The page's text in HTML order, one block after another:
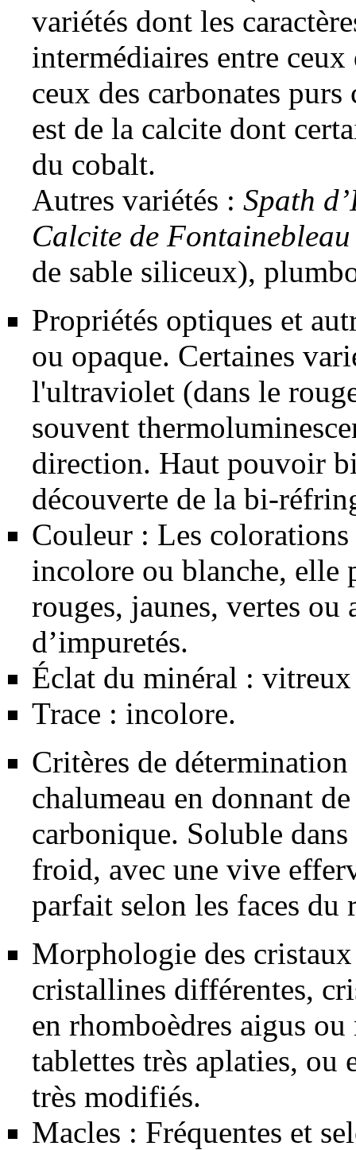
variétés dont les
intermédiaires entre
ceux des carbonates
est de la calcite dont
du cobalt.
Autres variétés : Spath
Calcite de Fontainebleau
de sable siliceux),
Propriétés optiques et
ou opaque. Certaines
l'ultraviolet (dans le
souvent
direction. Haut pouvoir
découverte de la bi-
Couleur : Les
incolore ou blanche, elle
rouges, jaunes, vertes ou
d’impuretés.
Éclat du minéral : vitreux
Trace : incolore.
Critères de
chalumeau en donnant
carbonique. Soluble
froid, avec une vive
parfait selon les faces du
Morphologie des
cristallines différentes,
en rhomboèdres aigus
tablettes très aplaties, ou
très modifiés.
Macles : Fréquentes et